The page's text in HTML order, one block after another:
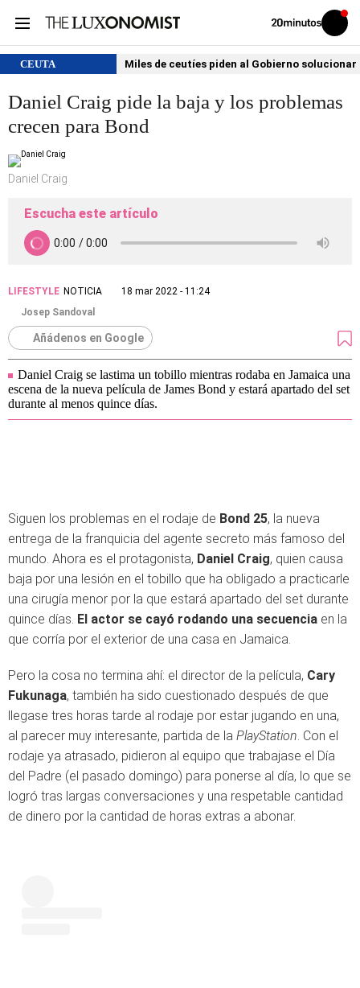
Volver
Iniciar
sesión
CEUTA Miles de ceutíes piden al Gobierno
Daniel Craig pide la baja y los problemas
crecen para Bond
Daniel Craig
Escucha este artículo
LIFESTYLE NOTICIA
18 mar 2022 - 11:24
Josep Sandoval
Añádenos en Google
Daniel Craig se lastima un tobillo mientras rodaba en Jamaica una
escena de la nueva película de James Bond y estará apartado del set
durante al menos quince días.
Siguen los problemas en el rodaje de Bond 25, la nueva
entrega de la franquicia del agente secreto más famoso del
mundo. Ahora es el protagonista, Daniel Craig, quien causa
baja por una lesión en el tobillo que ha obligado a practicarle
una cirugía menor por la que estará apartado del set durante
quince días. El actor se cayó rodando una secuencia en la
que corría por el exterior de una casa en Jamaica.
Pero la cosa no termina ahí: el director de la película, Cary
Fukunaga, también ha sido cuestionado después de que
llegase tres horas tarde al rodaje por estar jugando en una,
al parecer muy interesante, partida de la PlayStation. Con el
rodaje ya atrasado, pidieron al equipo que trabajase el Día
del Padre (el pasado domingo) para ponerse al día, lo que se
logró tras largas conversaciones y una respetable cantidad
de dinero por la cantidad de horas extras a abonar.